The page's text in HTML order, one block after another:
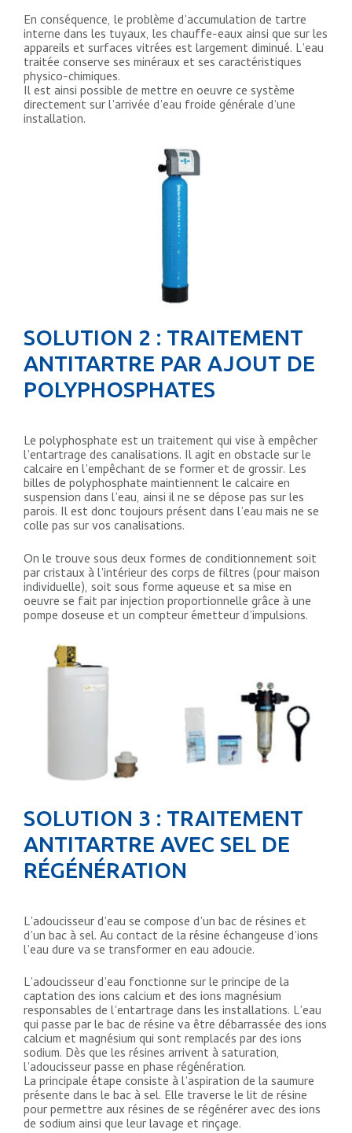
En conséquence, le problème d’accumulation de tartre
interne dans les tuyaux, les chauffe-eaux ainsi que sur les
appareils et surfaces vitrées est largement diminué. L’eau
traitée conserve ses minéraux et ses caractéristiques
physico-chimiques.
Il est ainsi possible de mettre en oeuvre ce système
directement sur l’arrivée d’eau froide générale d’une
installation.
SOLUTION 2 : TRAITEMENT
ANTITARTRE PAR AJOUT DE
POLYPHOSPHATES
Le polyphosphate est un traitement qui vise à empêcher
l’entartrage des canalisations. Il agit en obstacle sur le
calcaire en l’empêchant de se former et de grossir. Les
billes de polyphosphate maintiennent le calcaire en
suspension dans l’eau, ainsi il ne se dépose pas sur les
parois. Il est donc toujours présent dans l’eau mais ne se
colle pas sur vos canalisations.
On le trouve sous deux formes de conditionnement soit
par cristaux à l’intérieur des corps de filtres (pour maison
individuelle), soit sous forme aqueuse et sa mise en
oeuvre se fait par injection proportionnelle grâce à une
pompe doseuse et un compteur émetteur d’impulsions.
SOLUTION 3 : TRAITEMENT
ANTITARTRE AVEC SEL DE
RÉGÉNÉRATION
L’adoucisseur d’eau se compose d’un bac de résines et
d’un bac à sel. Au contact de la résine échangeuse d’ions
l’eau dure va se transformer en eau adoucie.
L’adoucisseur d’eau fonctionne sur le principe de la
captation des ions calcium et des ions magnésium
responsables de l’entartrage dans les installations. L’eau
qui passe par le bac de résine va être débarrassée des ions
calcium et magnésium qui sont remplacés par des ions
sodium. Dès que les résines arrivent à saturation,
l’adoucisseur passe en phase régénération.
La principale étape consiste à l’aspiration de la saumure
présente dans le bac à sel. Elle traverse le lit de résine
pour permettre aux résines de se régénérer avec des ions
de sodium ainsi que leur lavage et rinçage.